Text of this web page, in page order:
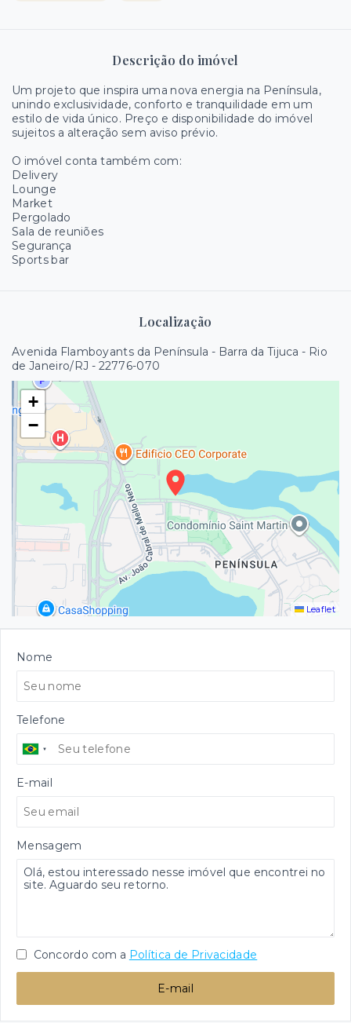
Descrição do imóvel
Um projeto que inspira uma nova energia na Península,
unindo exclusividade, conforto e tranquilidade em um
estilo de vida único. Preço e disponibilidade do imóvel
sujeitos a alteração sem aviso prévio.
O imóvel conta também com:
Delivery
Lounge
Market
Pergolado
Sala de reuniões
Segurança
Sports bar
Localização
Avenida Flamboyants da Península - Barra da Tijuca - Rio
de Janeiro/RJ - 22776-070
+
−
Leaflet
Nome
Telefone
E-mail
Mensagem
Concordo com a Política de Privacidade
E-mail